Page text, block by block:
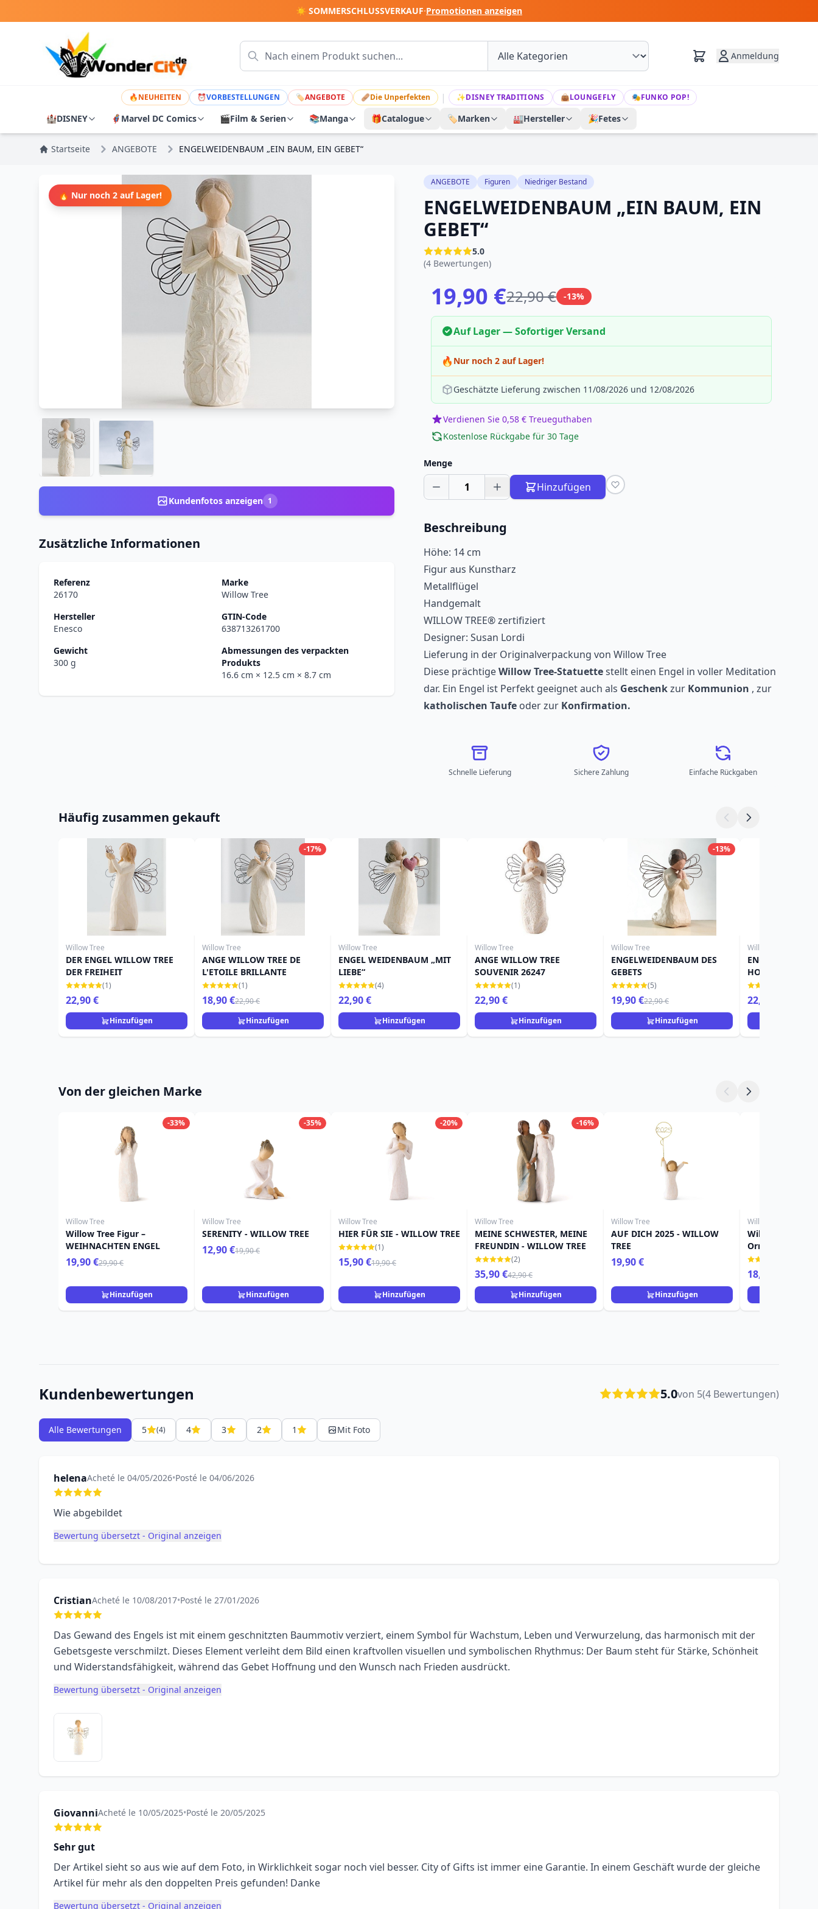
☀️ SOMMERSCHLUSSVERKAUF·Promotionen anzeigen
Anmeldung
🔥NEUHEITEN ⏰VORBESTELLUNGEN 🏷ANGEBOTE 🩹Die Unperfekten | ✨DISNEY TRADITIONS 👜LOUNGEFLY 🎭FUNKO POP!
🏰DISNEY 🦸 Marvel DC Comics 🎬Film & Serien 📚Manga 🎁Catalogue 🏷️Marken 🏭Hersteller 🎉Fetes
Startseite ANGEBOTE ENGELWEIDENBAUM „EIN BAUM, EIN GEBET“
🔥 Nur noch 2 auf Lager!
Kundenfotos anzeigen 1
Zusätzliche Informationen
Referenz
26170
Marke
Willow Tree
Hersteller
Enesco
GTIN-Code
638713261700
Gewicht
300 g
Abmessungen des verpackten
Produkts
16.6 cm × 12.5 cm × 8.7 cm
ANGEBOTE Figuren Niedriger Bestand
ENGELWEIDENBAUM „EIN BAUM, EIN
GEBET“
5.0
(4 Bewertungen)
19,90 €22,90 € -13%
Auf Lager — Sofortiger Versand
🔥 Nur noch 2 auf Lager!
Geschätzte Lieferung zwischen 11/08/2026 und 12/08/2026
Verdienen Sie 0,58 € Treueguthaben
Kostenlose Rückgabe für 30 Tage
Menge
1 Hinzufügen
Beschreibung
Höhe: 14 cm
Figur aus Kunstharz
Metallflügel
Handgemalt
WILLOW TREE® zertifiziert
Designer: Susan Lordi
Lieferung in der Originalverpackung von Willow Tree
Diese prächtigeWillow Tree-Statuettestellt einen Engel in voller Meditation
dar. Ein Engel ist Perfekt geeignet auch als Geschenkzur Kommunion , zur
katholischen Taufe oder zur Konfirmation.
Schnelle Lieferung Sichere Zahlung Einfache Rückgaben
Häufig zusammen gekauft
Willow Tree
DER ENGEL WILLOW TREE
DER FREIHEIT
(1)
22,90 €
Hinzufügen
-17%
Willow Tree
ANGE WILLOW TREE DE
L'ETOILE BRILLANTE
(1)
18,90 €22,90 €
Hinzufügen
Willow Tree
ENGEL WEIDENBAUM „MIT
LIEBE“
(4)
22,90 €
Hinzufügen
Willow Tree
ANGE WILLOW TREE
SOUVENIR 26247
(1)
22,90 €
Hinzufügen
-13%
Willow Tree
ENGELWEIDENBAUM DES
GEBETS
(5)
19,90 €22,90 €
Hinzufügen
Willow Tree
HOFFNUNG
22,90 €
Von der gleichen Marke
-33%
Willow Tree
Willow Tree Figur –
WEIHNACHTEN ENGEL
19,90 €29,90 €
Hinzufügen
-35%
Willow Tree
SERENITY - WILLOW TREE
12,90 €19,90 €
Hinzufügen
-20%
Willow Tree
HIER FÜR SIE - WILLOW TREE
(1)
15,90 €19,90 €
Hinzufügen
-16%
Willow Tree
MEINE SCHWESTER, MEINE
FREUNDIN - WILLOW TREE
(2)
35,90 €42,90 €
Hinzufügen
Willow Tree
AUF DICH 2025 - WILLOW
TREE
19,90 €
Hinzufügen
Willow Tree
Willow Tree
Ornament
18,90 €
Kundenbewertungen 5.0von 5(4 Bewertungen)
Alle Bewertungen 5 (4) 4 3 2 1 Mit Foto
helenaAcheté le 04/05/2026•Posté le 04/06/2026
Wie abgebildet
Bewertung übersetzt - Original anzeigen
CristianAcheté le 10/08/2017•Posté le 27/01/2026
Das Gewand des Engels ist mit einem geschnitzten Baummotiv verziert, einem Symbol für Wachstum, Leben und Verwurzelung, das harmonisch mit der
Gebetsgeste verschmilzt. Dieses Element verleiht dem Bild einen kraftvollen visuellen und symbolischen Rhythmus: Der Baum steht für Stärke, Schönheit
und Widerstandsfähigkeit, während das Gebet Hoffnung und den Wunsch nach Frieden ausdrückt.
Bewertung übersetzt - Original anzeigen
GiovanniAcheté le 10/05/2025•Posté le 20/05/2025
Sehr gut
Der Artikel sieht so aus wie auf dem Foto, in Wirklichkeit sogar noch viel besser. City of Gifts ist immer eine Garantie. In einem Geschäft wurde der gleiche
Artikel für mehr als den doppelten Preis gefunden! Danke
Bewertung übersetzt - Original anzeigen